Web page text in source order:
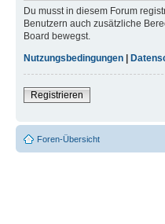
Du musst in diesem Forum
Benutzern auch zusätzliche
Board bewegst.
Nutzungsbedingungen |
Registrieren
Foren-Übersicht